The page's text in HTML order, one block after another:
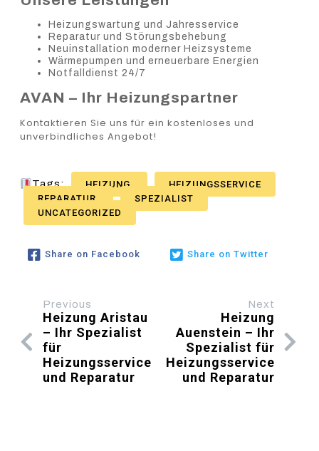
Heizungswartung und Jahresservice
Reparatur und Störungsbehebung
Neuinstallation moderner Heizsysteme
Wärmepumpen und erneuerbare Energien
Notfalldienst 24/7
AVAN – Ihr Heizungspartner
Kontaktieren Sie uns für ein kostenloses und
unverbindliches Angebot!
Tags: HEIZUNG
HEIZUNGSSERVICE
REPARATUR
SPEZIALIST
UNCATEGORIZED
Share on Facebook Share on Twitter
Previous
Heizung Aristau
– Ihr Spezialist
für
Heizungsservice
und Reparatur
Next
Heizung
Auenstein – Ihr
Spezialist für
Heizungsservice
und Reparatur